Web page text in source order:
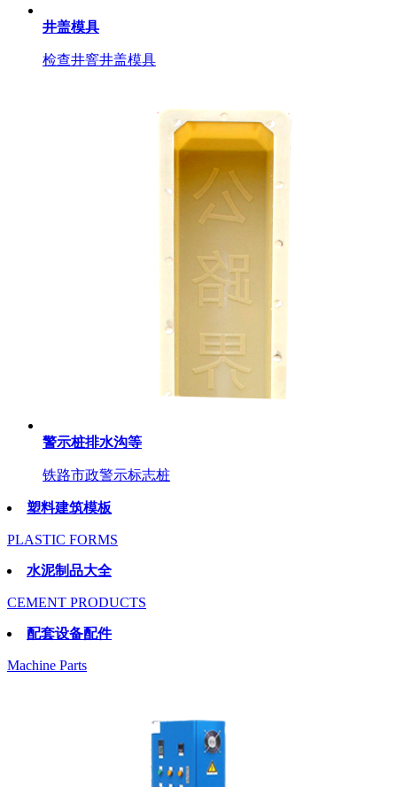
井盖模具
检查井窨井盖模具
警示桩排水沟等
铁路市政警示标志桩
塑料建筑模板
PLASTIC FORMS
水泥制品大全
CEMENT PRODUCTS
配套设备配件
Machine Parts